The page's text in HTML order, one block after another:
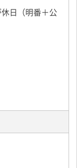
ことが可能。
、288乗務
なります
川県内2ヶ所
日（明番＋公